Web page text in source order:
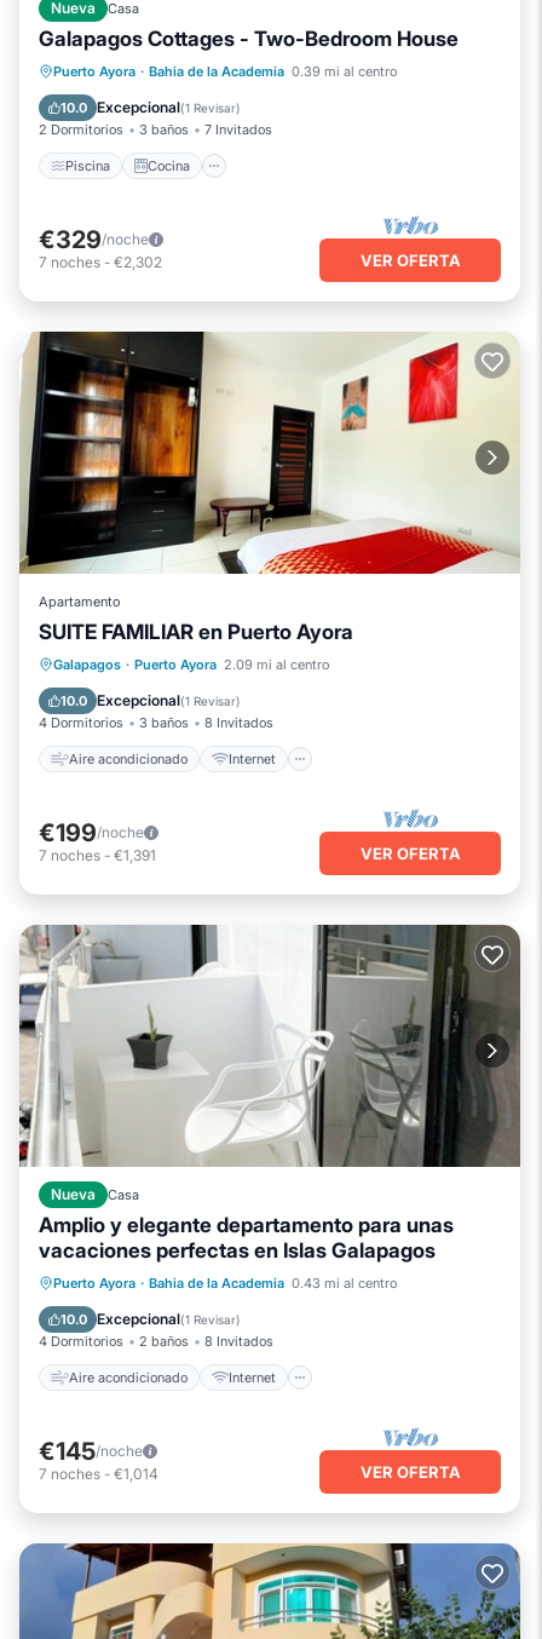
Nueva Casa
Galapagos Cottages - Two-Bedroom House
Puerto Ayora · Bahia de la Academia 0.39 mi al centro
10.0 Excepcional(1 Revisar)
2 Dormitorios 3 baños 7 Invitados
Piscina Cocina
Piscina Cocina
Aire acondicionado
Internet
€329/noche
7 noches - €2,302 VER OFERTA
Apartamento
SUITE FAMILIAR en Puerto Ayora
Galapagos · Puerto Ayora 2.09 mi al centro
10.0 Excepcional(1 Revisar)
4 Dormitorios 3 baños 8 Invitados
Aire acondicionado Internet
Aire acondicionado
Internet
Se admiten mascotas
€199/noche
7 noches - €1,391 VER OFERTA
Nueva Casa
Amplio y elegante departamento para unas
vacaciones perfectas en Islas Galapagos
Puerto Ayora · Bahia de la Academia 0.43 mi al centro
10.0 Excepcional(1 Revisar)
4 Dormitorios 2 baños 8 Invitados
Aire acondicionado Internet
Aire acondicionado
Internet
Apto para niños
€145/noche
7 noches - €1,014 VER OFERTA